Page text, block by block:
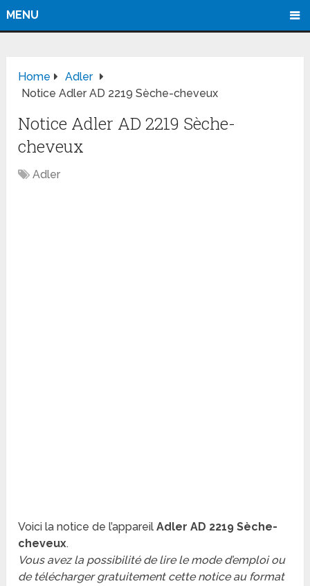
MENU
Home
Adler
Notice Adler AD 2219 Sèche-cheveux
Notice Adler AD 2219 Sèche-
cheveux
Adler
Voici la notice de l’appareilAdler AD 2219 Sèche-
cheveux.
Vous avez la possibilité de lire le mode d’emploi ou
de télécharger gratuitement cette notice au format